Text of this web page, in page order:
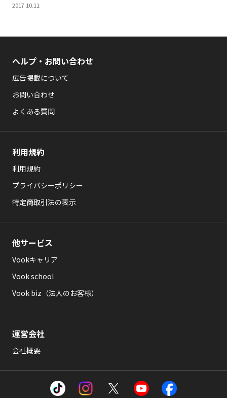
2017.10.11
ヘルプ・お問い合わせ
広告掲載について
お問い合わせ
よくある質問
利用規約
利用規約
プライバシーポリシー
特定商取引法の表示
他サービス
Vookキャリア
Vook school
Vook biz（法人のお客様）
運営会社
会社概要